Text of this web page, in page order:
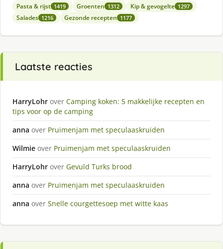
Pasta & rijst 1419 Groenten 1312 Kip & gevogelte 1297
Salades 1216 Gezonde recepten 1177
Laatste reacties
HarryLohr over Camping koken: 5 makkelijke recepten en
tips voor op de camping
anna over Pruimenjam met speculaaskruiden
Wilmie over Pruimenjam met speculaaskruiden
HarryLohr over Gevuld Turks brood
anna over Pruimenjam met speculaaskruiden
anna over Snelle courgettesoep met witte kaas